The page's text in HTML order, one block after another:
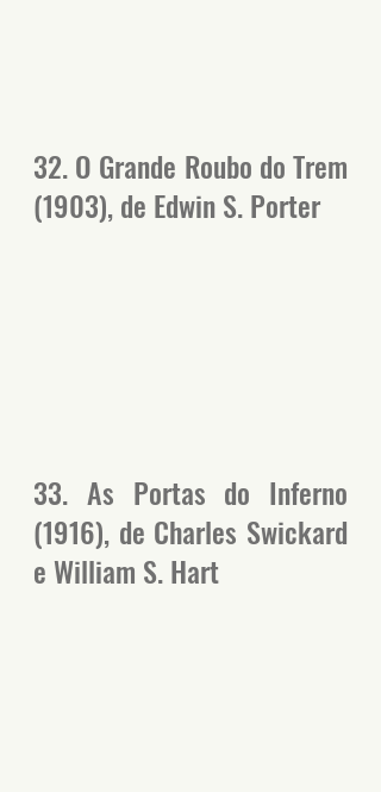
32. O Grande Roubo do Trem
(1903), de Edwin S. Porter
33. As Portas do Inferno
(1916), de Charles Swickard
e William S. Hart